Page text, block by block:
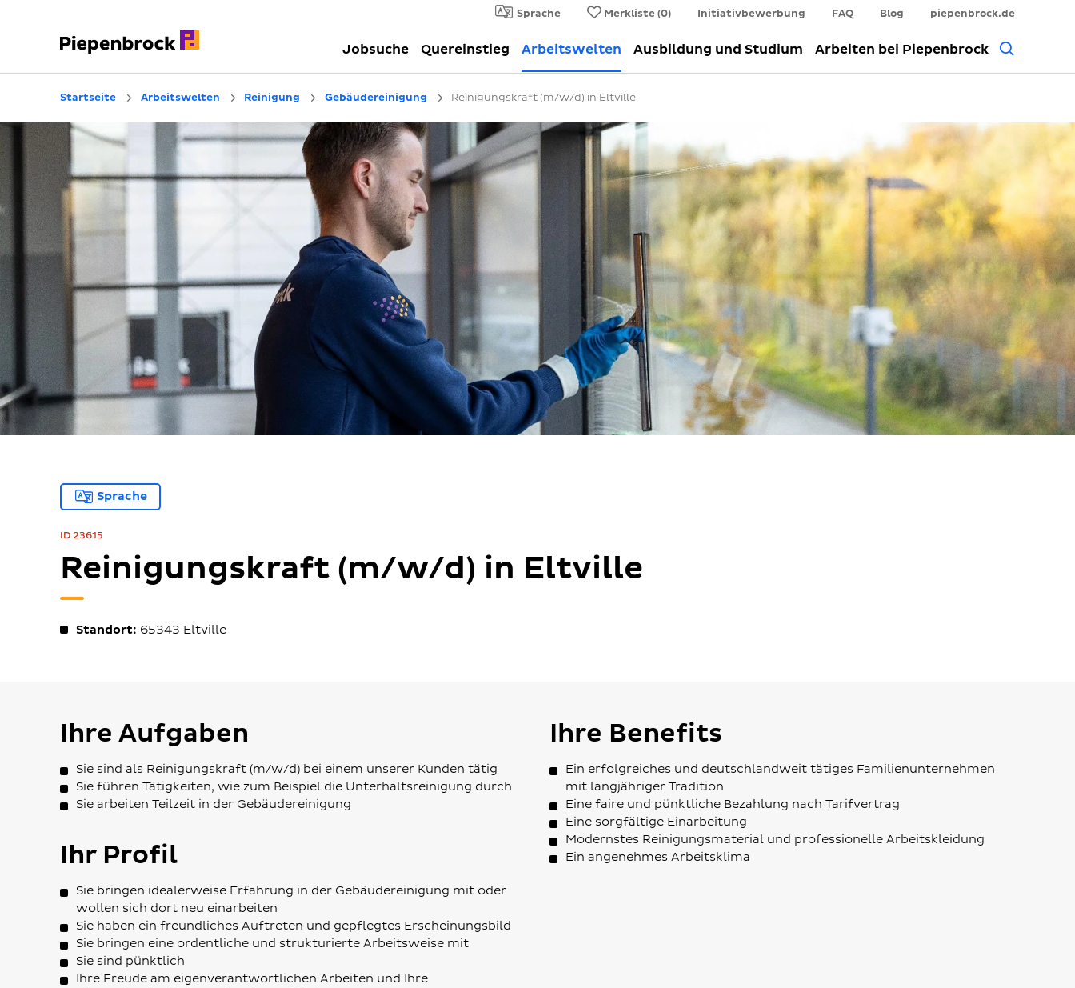
Sprache Merkliste (0) Initiativbewerbung FAQ Blog piepenbrock.de
Jobsuche Quereinstieg Arbeitswelten Ausbildung und Studium Arbeiten bei Piepenbrock
Startseite Arbeitswelten Reinigung Gebäudereinigung Reinigungskraft (m/w/d) in Eltville
Sprache
ID 23615
Reinigungskraft (m/w/d) in Eltville
Standort: 65343 Eltville
Ihre Aufgaben
Sie sind als Reinigungskraft (m/w/d) bei einem unserer Kunden tätig
Sie führen Tätigkeiten, wie zum Beispiel die Unterhaltsreinigung durch
Sie arbeiten Teilzeit in der Gebäudereinigung
Ihr Profil
Sie bringen idealerweise Erfahrung in der Gebäudereinigung mit oder
wollen sich dort neu einarbeiten
Sie haben ein freundliches Auftreten und gepflegtes Erscheinungsbild
Sie bringen eine ordentliche und strukturierte Arbeitsweise mit
Sie sind pünktlich
Ihre Freude am eigenverantwortlichen Arbeiten und Ihre
Ihre Benefits
Ein erfolgreiches und deutschlandweit tätiges Familienunternehmen
mit langjähriger Tradition
Eine faire und pünktliche Bezahlung nach Tarifvertrag
Eine sorgfältige Einarbeitung
Modernstes Reinigungsmaterial und professionelle Arbeitskleidung
Ein angenehmes Arbeitsklima